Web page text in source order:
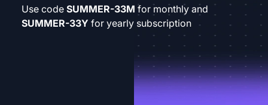
Use code SUMMER-33M for monthly and
SUMMER-33Y for yearly subscription